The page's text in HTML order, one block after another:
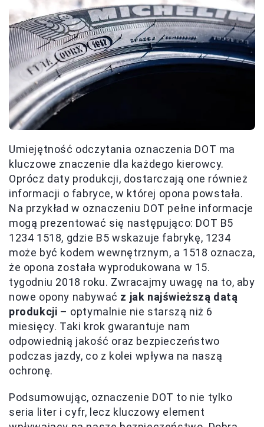
Umiejętność odczytania oznaczenia DOT ma
kluczowe znaczenie dla każdego kierowcy.
Oprócz daty produkcji, dostarczają one również
informacji o fabryce, w której opona powstała.
Na przykład w oznaczeniu DOT pełne informacje
mogą prezentować się następująco: DOT B5
1234 1518, gdzie B5 wskazuje fabrykę, 1234
może być kodem wewnętrznym, a 1518 oznacza,
że opona została wyprodukowana w 15.
tygodniu 2018 roku. Zwracajmy uwagę na to, aby
nowe opony nabywać z jak najświeższą datą
produkcji – optymalnie nie starszą niż 6
miesięcy. Taki krok gwarantuje nam
odpowiednią jakość oraz bezpieczeństwo
podczas jazdy, co z kolei wpływa na naszą
ochronę.
Podsumowując, oznaczenie DOT to nie tylko
seria liter i cyfr, lecz kluczowy element